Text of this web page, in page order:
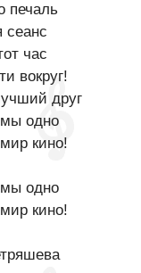
печаль
сеанс
час
вокруг!
друг
одно
кино!
одно
кино!